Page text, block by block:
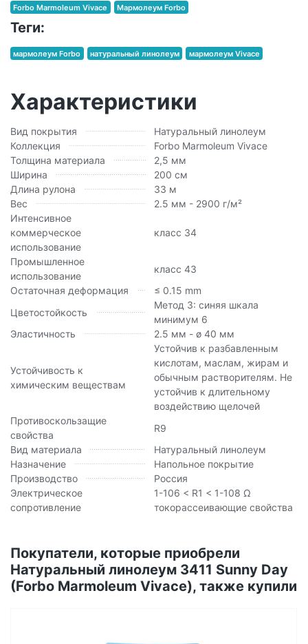
Forbo Marmoleum Vivace Мармолеум Forbo
Теги:
мармолеум Forbo натуральный линолеум мармолеум Vivace
Характеристики
Вид покрытия
Натуральный линолеум
Коллекция
Forbo Marmoleum Vivace
Толщина материала
2,5 мм
Ширина
200 см
Длина рулона
33 м
Вес
2.5 мм - 2900 г/м²
Интенсивное
коммерческое
использование
класс 34
Промышленное
использование
класс 43
Остаточная деформация
≤ 0.15 mm
Цветостойкость
Метод 3: синяя шкала
минимум 6
Эластичность
2.5 мм - ø 40 мм
Устойчивость к
химическим веществам
Устойчив к разбавленным
кислотам, маслам, жирам и
обычным растворителям. Не
устойчив к длительному
воздействию щелочей
Противоскользащие
свойства
R9
Вид материала
Натуральный линолеум
Назначение
Напольное покрытие
Производство
Россия
Электрическое
сопротивление
1-106 < R1 < 1-108 Ω
токорассеивающие свойства
Покупатели, которые приобрели
Натуральный линолеум 3411 Sunny Day
(Forbo Marmoleum Vivace), также купили